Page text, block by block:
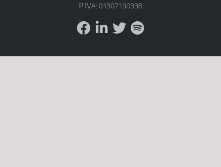
P.IVA: 01307190338